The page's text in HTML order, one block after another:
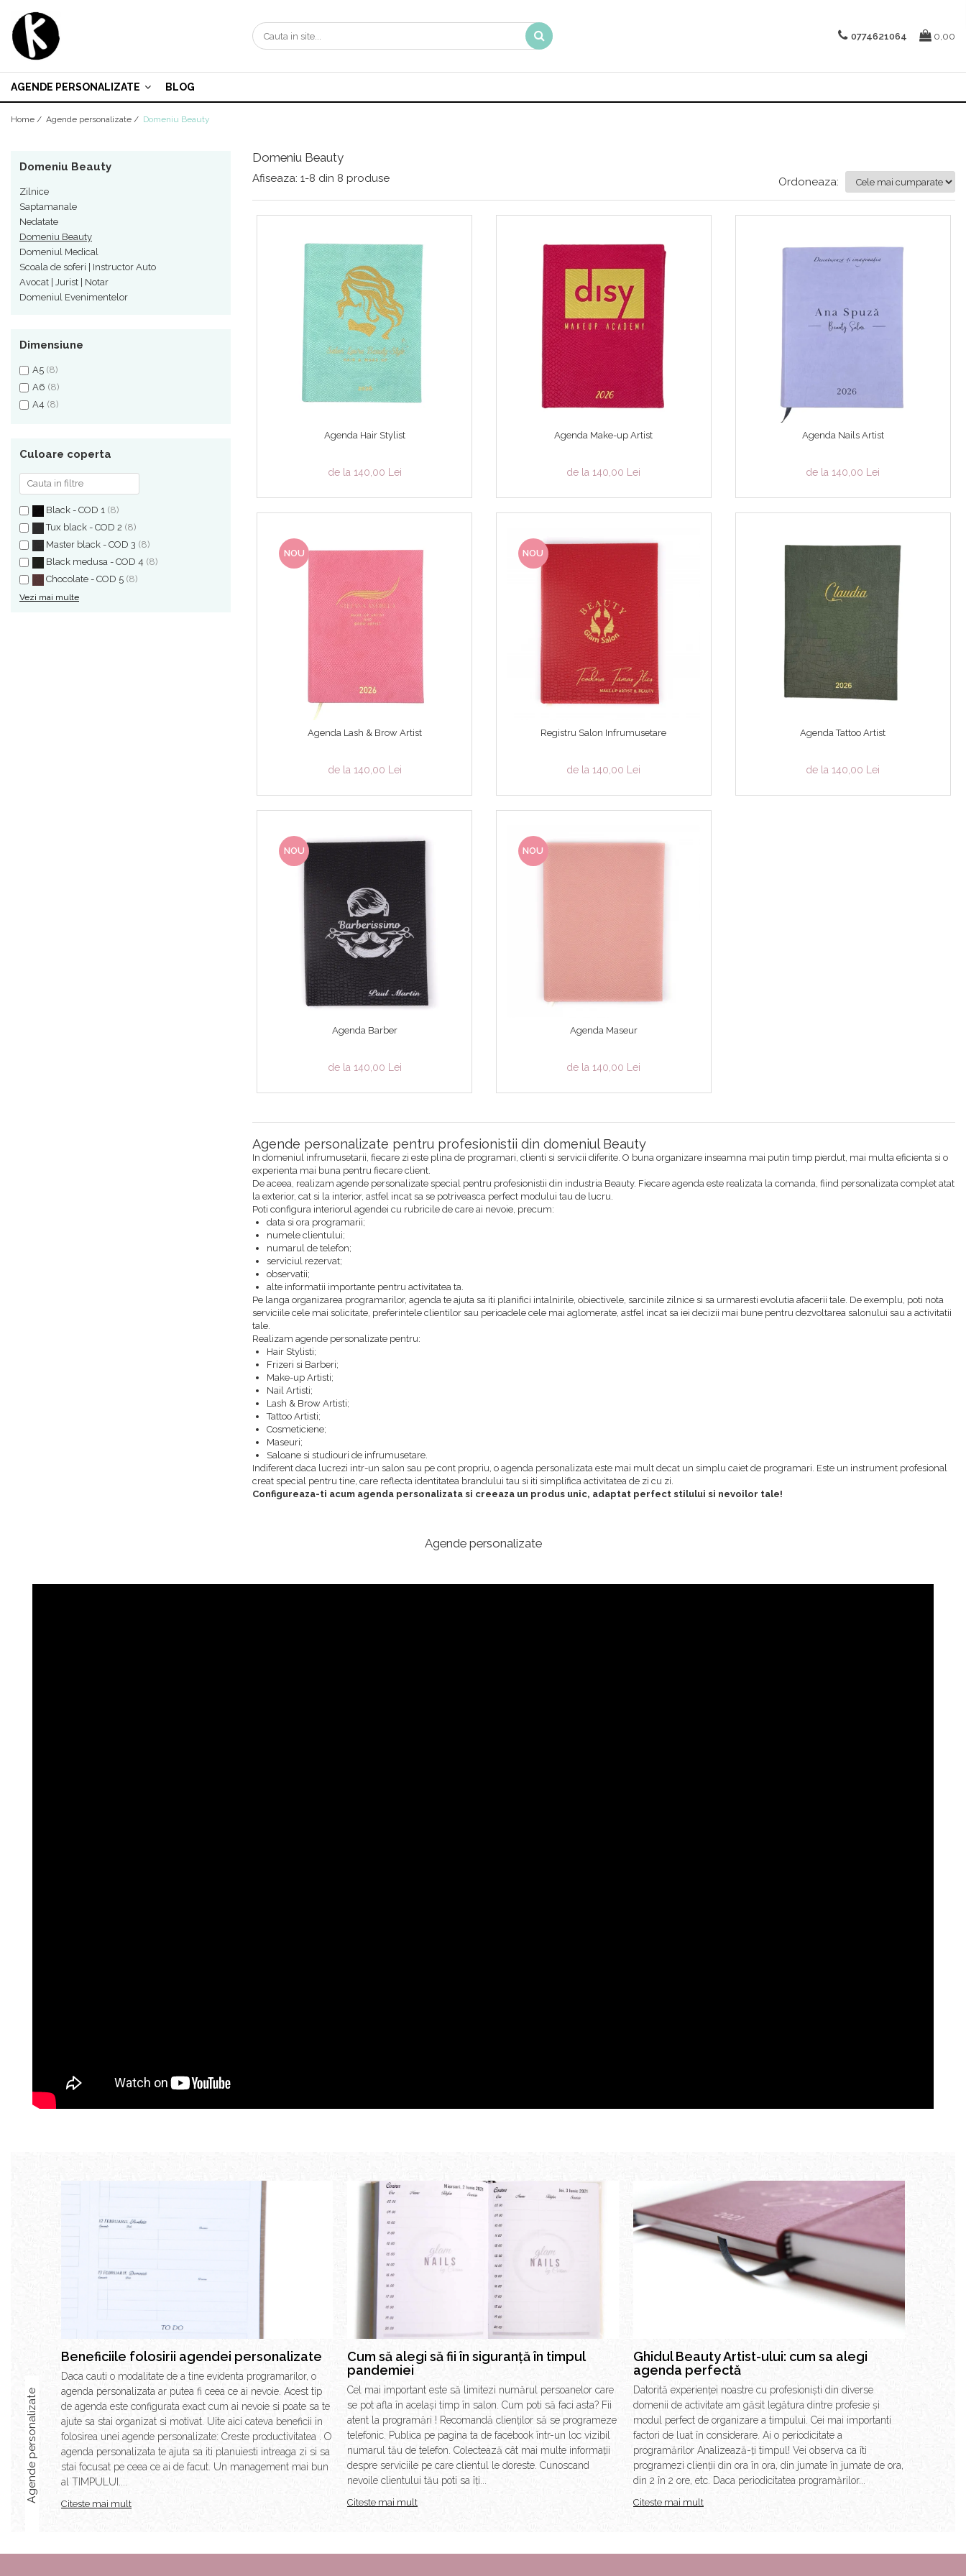
Agende personalizate
Saptamanale
Nedatate
Domeniul Medical
Scoala de soferi | Instructor Auto
Avocat | Jurist | Notar
Domeniul Evenimentelor
0774621064 0,00
AGENDE PERSONALIZATE BLOG
Home / Agende personalizate / Domeniu Beauty
Domeniu Beauty
Domeniu Beauty
Zilnice
Saptamanale
Nedatate
Domeniu Beauty
Domeniul Medical
Scoala de soferi | Instructor Auto
Avocat | Jurist | Notar
Domeniul Evenimentelor
Dimensiune
A5 (8)
A6 (8)
A4 (8)
Culoare coperta
Black - COD 1 (8)
Tux black - COD 2 (8)
Master black - COD 3 (8)
Black medusa - COD 4 (8)
Chocolate - COD 5 (8)
Vezi mai multe
Afiseaza: 1-8 din 8 produse Ordoneaza:
Agenda Hair Stylist
de la 140,00 Lei
Agenda Make-up Artist
de la 140,00 Lei
Agenda Nails Artist
de la 140,00 Lei
NOU
Agenda Lash & Brow Artist
de la 140,00 Lei
NOU
Registru Salon Infrumusetare
de la 140,00 Lei
Agenda Tattoo Artist
de la 140,00 Lei
NOU
Agenda Barber
de la 140,00 Lei
NOU
Agenda Maseur
de la 140,00 Lei
Agende personalizate pentru profesionistii din domeniul Beauty
In domeniul infrumusetarii, fiecare zi este plina de programari, clienti si servicii diferite. O buna organizare inseamna mai putin timp pierdut, mai multa eficienta si o
experienta mai buna pentru fiecare client.
De aceea, realizam agende personalizate special pentru profesionistii din industria Beauty. Fiecare agenda este realizata la comanda, fiind personalizata complet atat
la exterior, cat si la interior, astfel incat sa se potriveasca perfect modului tau de lucru.
Poti configura interiorul agendei cu rubricile de care ai nevoie, precum:
data si ora programarii;
numele clientului;
numarul de telefon;
serviciul rezervat;
observatii;
alte informatii importante pentru activitatea ta.
Pe langa organizarea programarilor, agenda te ajuta sa iti planifici intalnirile, obiectivele, sarcinile zilnice si sa urmaresti evolutia afacerii tale. De exemplu, poti nota
serviciile cele mai solicitate, preferintele clientilor sau perioadele cele mai aglomerate, astfel incat sa iei decizii mai bune pentru dezvoltarea salonului sau a activitatii
tale.
Realizam agende personalizate pentru:
Hair Stylisti;
Frizeri si Barberi;
Make-up Artisti;
Nail Artisti;
Lash & Brow Artisti;
Tattoo Artisti;
Cosmeticiene;
Maseuri;
Saloane si studiouri de infrumusetare.
Indiferent daca lucrezi intr-un salon sau pe cont propriu, o agenda personalizata este mai mult decat un simplu caiet de programari. Este un instrument profesional
creat special pentru tine, care reflecta identitatea brandului tau si iti simplifica activitatea de zi cu zi.
Configureaza-ti acum agenda personalizata si creeaza un produs unic, adaptat perfect stilului si nevoilor tale!
Agende personalizate
Agende personalizate
Beneficiile folosirii agendei personalizate
Daca cauti o modalitate de a tine evidenta programarilor, o
agenda personalizata ar putea fi ceea ce ai nevoie. Acest tip
de agenda este configurata exact cum ai nevoie si poate sa te
ajute sa stai organizat si motivat. Uite aici cateva beneficii in
folosirea unei agende personalizate: Creste productivitatea . O
agenda personalizata te ajuta sa iti planuiesti intreaga zi si sa
stai focusat pe ceea ce ai de facut. Un management mai bun
al TIMPULUI....
Citeste mai mult
Cum să alegi să fii în siguranță în timpul
pandemiei
Cel mai important este să limitezi numărul persoanelor care
se pot afla în același timp în salon. Cum poti să faci asta? Fii
atent la programări ! Recomandă clienților să se programeze
telefonic. Publica pe pagina ta de facebook într-un loc vizibil
numarul tău de telefon. Colectează cât mai multe informații
despre serviciile pe care clientul le doreste. Cunoscand
nevoile clientului tău poti sa îți...
Citeste mai mult
Ghidul Beauty Artist-ului: cum sa alegi
agenda perfectă
Datorită experienței noastre cu profesioniști din diverse
domenii de activitate am găsit legătura dintre profesie și
modul perfect de organizare a timpului. Cei mai importanti
factori de luat în considerare. Ai o periodicitate a
programărilor Analizează-ți timpul! Vei observa ca îti
programezi clienții din ora în ora, din jumate în jumate de ora,
din 2 în 2 ore, etc. Daca periodicitatea programărilor...
Citeste mai mult